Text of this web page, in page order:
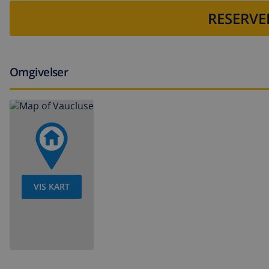
elektrisk oppvarming og air condition
Fasiliteter og tjenester mot ekstra kostnad
flyplass service
kokke service, vaskeri service og barnevakt service
ekstra seng og 2 barnesenger/babysenger (på
Underholdning og fritidsaktiviteter til din ferie i Calpe, på
Omgivelser
VIS KART